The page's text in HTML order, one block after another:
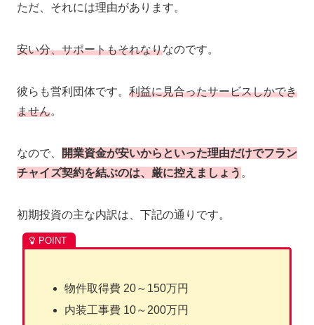
ただ、それには理由があります。
安い分、サポートもそれなりなのです。
彼らも営利団体です。 利益に見合ったサービスしかでき
ません。
なので、
開業資金が安いからといった理由だけでフラン
チャイズ契約を結ぶのは、厳に控えましょう 。
初期投資の主な内訳は、下記の通りです。
物件取得費 20～150万円
内装工事費 10～200万円